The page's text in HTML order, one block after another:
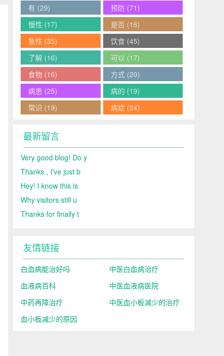
有 (29) 预防(71)
慢性 (17) 是否 (16)
急性 (35) 饮食(45)
了解 (16) 可以 (17)
食物 (16) 方式(20)
病患 (25) 病的 (19)
常识 (19) 病症(24)
最新留言
Very good blog! Do y
Thanks , I've just b
Hey! I know this is
Why visitors still u
Thanks for finally t
友情链接
白血病能治好吗
中医白血病治疗
血液病百科
中医血液病医院
中药再障治疗
中医血小板减少的治疗
血小板减少的原因